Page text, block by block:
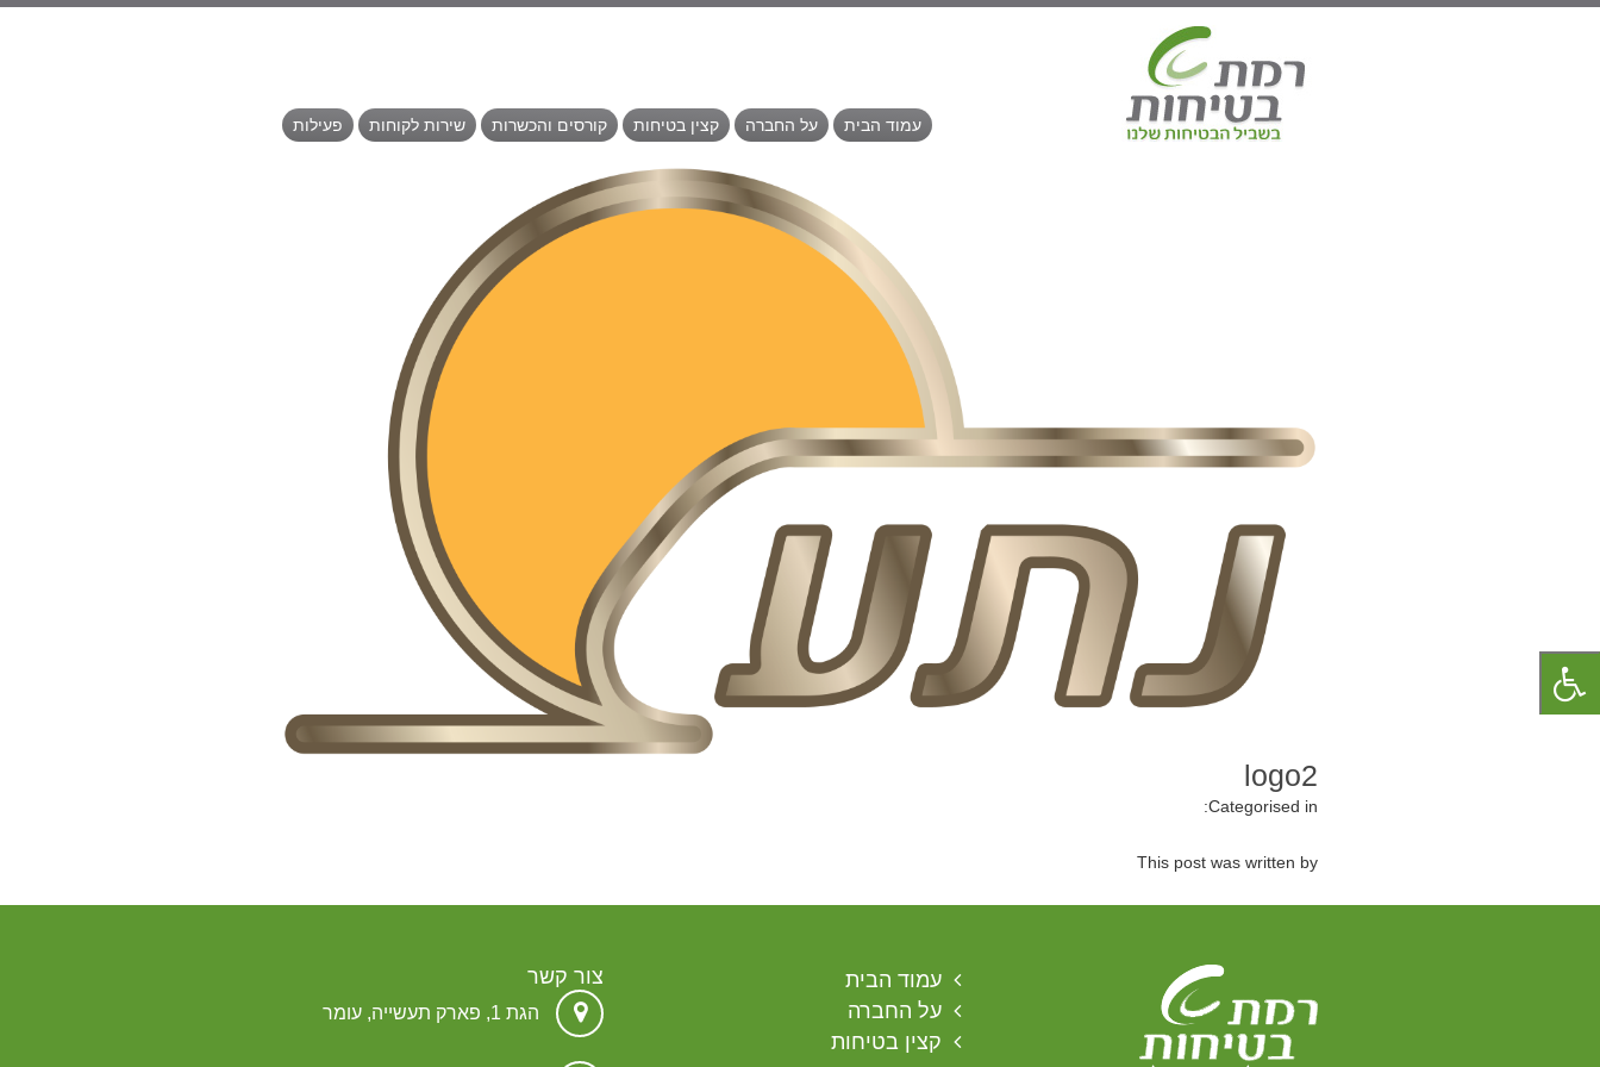
עמוד הבית על החברה קצין בטיחות קורסים והכשרות שירות לקוחות פעילות
logo2
Categorised in:
This post was written by
עמוד הבית
על החברה
קצין בטיחות
צור קשר
הגת 1, פארק תעשייה, עומר